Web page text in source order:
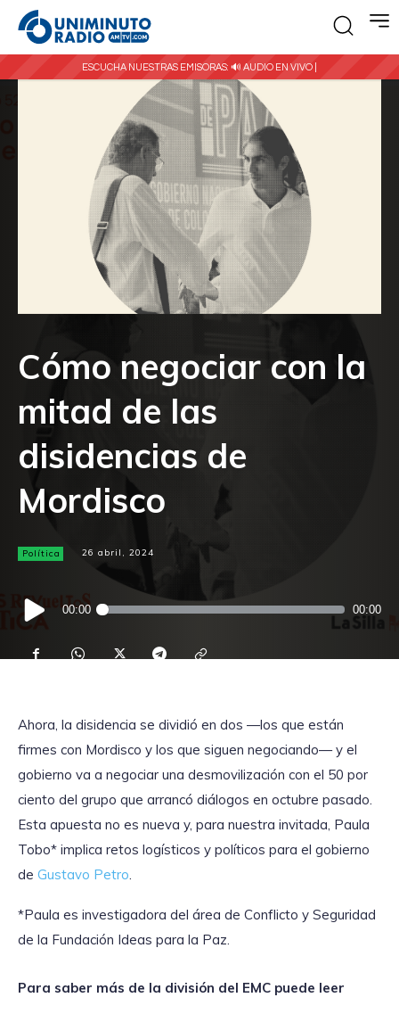
ESCUCHA NUESTRAS EMISORAS: 🔊 AUDIO EN VIVO |
Cómo negociar con la
mitad de las
disidencias de
Mordisco
Política 26 abril, 2024
Reproductor
de
00:00 00:00
Ahora, la disidencia se dividió en dos —los que están
firmes con Mordisco y los que siguen negociando— y el
gobierno va a negociar una desmovilización con el 50 por
ciento del grupo que arrancó diálogos en octubre pasado.
Esta apuesta no es nueva y, para nuestra invitada, Paula
Tobo* implica retos logísticos y políticos para el gobierno
de Gustavo Petro
*Paula es investigadora del área de Conflicto y Seguridad
de la Fundación Ideas para la Paz.
Para saber más de la división del EMC puede leer